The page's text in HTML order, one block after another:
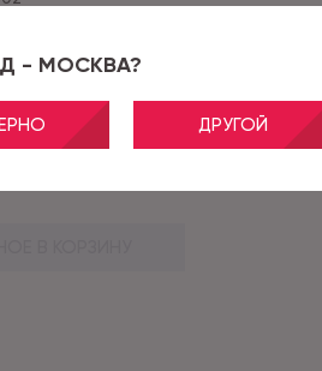
- МОСКВА?
ДРУГОЙ
4000 (180x1200; 3,5; 0,15
после оформления заказа.